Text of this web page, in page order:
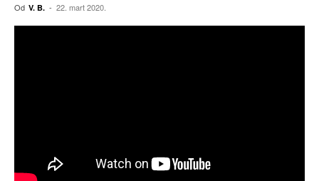
Od V. B. - 22. mart 2020.